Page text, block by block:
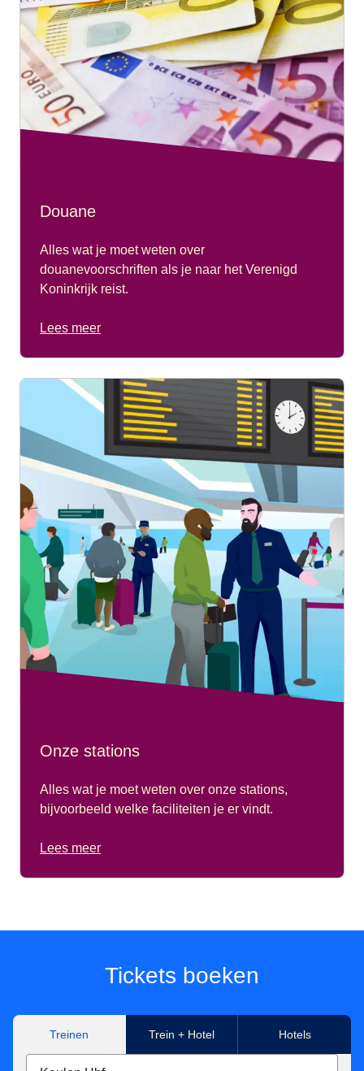
Douane
Alles wat je moet weten over
douanevoorschriften als je naar het Verenigd
Koninkrijk reist.
Lees meer
Onze stations
Alles wat je moet weten over onze stations,
bijvoorbeeld welke faciliteiten je er vindt.
Lees meer
Tickets boeken
Treinen Trein + Hotel Hotels